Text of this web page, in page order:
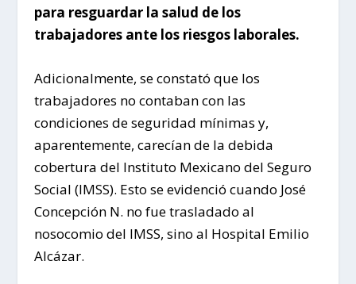
para resguardar la salud de los
trabajadores ante los riesgos laborales.
Adicionalmente, se constató que los
trabajadores no contaban con las
condiciones de seguridad mínimas y,
aparentemente, carecían de la debida
cobertura del Instituto Mexicano del Seguro
Social (IMSS). Esto se evidenció cuando José
Concepción N. no fue trasladado al
nosocomio del IMSS, sino al Hospital Emilio
Alcázar.